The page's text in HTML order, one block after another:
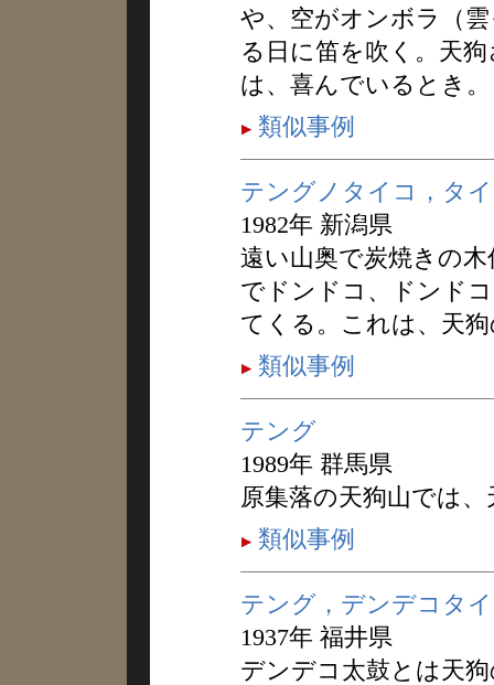
や、空がオンボラ（
る日に笛を吹く。天
は、喜んでいるとき。
類似事例
テングノタイコ，タ
1982年 新潟県
遠い山奥で炭焼きの
でドンドコ、ドンド
てくる。これは、天
類似事例
テング
1989年 群馬県
原集落の天狗山では
類似事例
テング，デンデコタ
1937年 福井県
デンデコ太鼓とは天